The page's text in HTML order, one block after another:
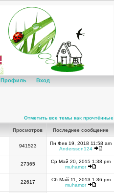
Профиль Вход
Отметить все темы как прочтённые
Просмотров Последнее сообщение
941523
Пн Фев 19, 2018 11:58 am
Andersson124
27365
Ср Май 20, 2015 1:38 pm
muhamor
22617
Сб Май 11, 2013 1:36 pm
muhamor